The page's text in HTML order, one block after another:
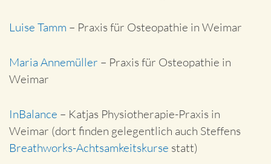
Luise Tamm – Praxis für Osteopathie in Weimar
Maria Annemüller – Praxis für Osteopathie in
Weimar
InBalance – Katjas Physiotherapie-Praxis in
Weimar (dort finden gelegentlich auch Steffens
Breathworks-Achtsamkeitskurse statt)